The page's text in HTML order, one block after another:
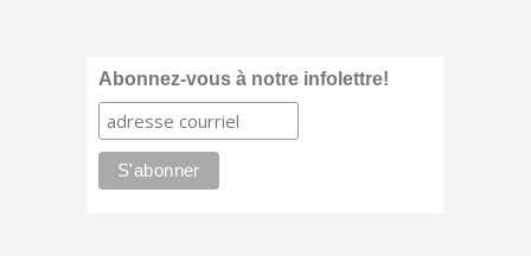
Abonnez-vous à notre infolettre!